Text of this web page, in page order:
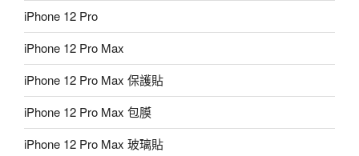
iPhone 12 Pro
iPhone 12 Pro Max
iPhone 12 Pro Max 保護貼
iPhone 12 Pro Max 包膜
iPhone 12 Pro Max 玻璃貼